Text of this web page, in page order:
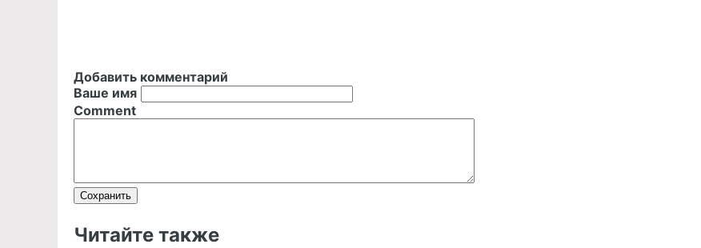
Добавить комментарий
Ваше имя
Comment
Читайте также